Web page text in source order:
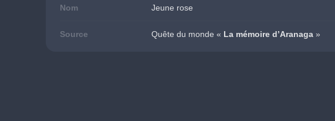
Nom Jeune rose
Source Quête du monde « La mémoire d’Aranaga »